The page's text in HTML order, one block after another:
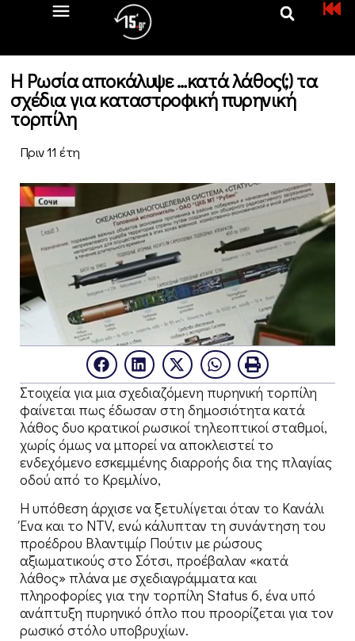
Η Ρωσία αποκάλυψε …κατά λάθος(;) τα
σχέδια για καταστροφική πυρηνική
τορπίλη
Πριν 11 έτη
Στοιχεία για μια σχεδιαζόμενη πυρηνική τορπίλη
φαίνεται πως έδωσαν στη δημοσιότητα κατά
λάθος δυο κρατικοί ρωσικοί τηλεοπτικοί σταθμοί,
χωρίς όμως να μπορεί να αποκλειστεί το
ενδεχόμενο εσκεμμένης διαρροής δια της πλαγίας
οδού από το Κρεμλίνο,
Η υπόθεση άρχισε να ξετυλίγεται όταν το Κανάλι
Ένα και το NTV, ενώ κάλυπταν τη συνάντηση του
προέδρου Βλαντιμίρ Πούτιν με ρώσους
αξιωματικούς στο Σότσι, προέβαλαν «κατά
λάθος» πλάνα με σχεδιαγράμματα και
πληροφορίες για την τορπίλη Status 6, ένα υπό
ανάπτυξη πυρηνικό όπλο που προορίζεται για τον
ρωσικό στόλο υποβρυχίων.